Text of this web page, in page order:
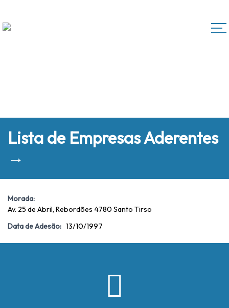
Lista de Empresas Aderentes
→
Morada:
Av. 25 de Abril, Rebordões 4780 Santo Tirso
Data de Adesão: 13/10/1997